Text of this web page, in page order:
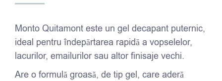
Monto Quitamont este un gel decapant puternic,
ideal pentru îndepărtarea rapidă a vopselelor,
lacurilor, emailurilor sau altor finisaje vechi.
Are o formulă groasă, de tip gel, care aderă